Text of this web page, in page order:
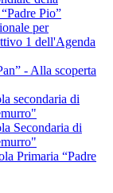
Pio”
per
1 dell'Agenda
- Alla scoperta
secondaria di
Secondaria di
Primaria “Padre